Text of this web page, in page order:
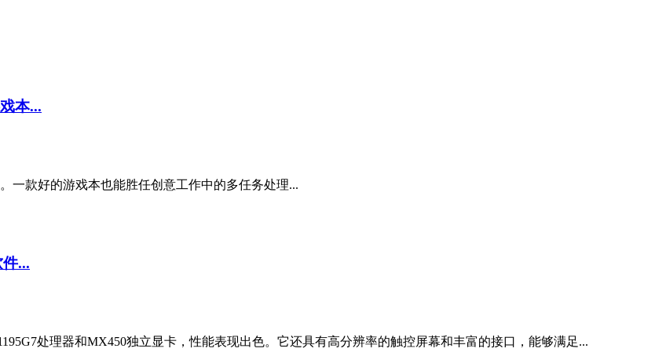
本...
一款好的游戏本也能胜任创意工作中的多任务处理...
...
处理器和MX450独立显卡，性能表现出色。它还具有高分辨率的触控屏幕和丰富的接口，能够满足...